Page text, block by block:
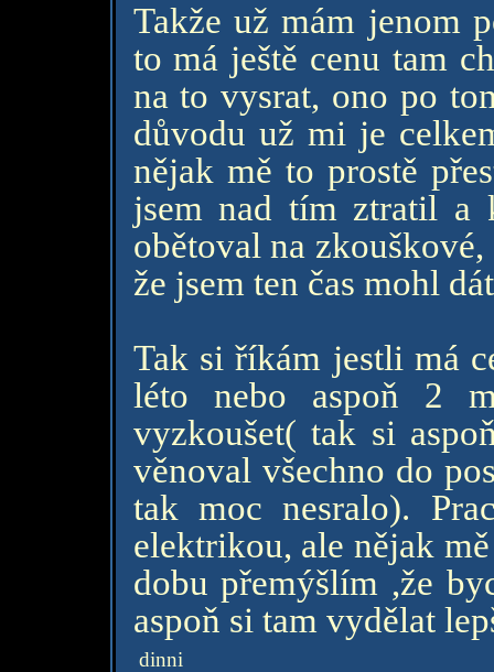
Takže už mám jenom
to má ještě cenu tam
na to vysrat, ono po
důvodu už mi je
nějak mě to prostě
jsem nad tím ztratil a
obětoval na
že jsem ten čas mohl
Tak si říkám jestli má
léto nebo aspoň 2
vyzkoušet( tak si
věnoval všechno do
tak moc nesralo).
elektrikou, ale nějak
dobu přemýšlím ,že
aspoň si tam vydělat
dinni